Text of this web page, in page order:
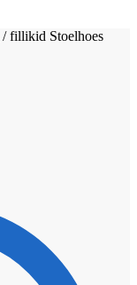
/fillikid Stoelhoes